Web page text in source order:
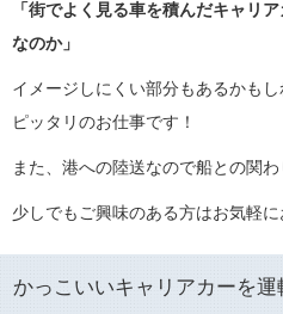
「街でよく見る車を積んだキャリ
なのか」
イメージしにくい部分もあるかも
ピッタリのお仕事です！
また、港への陸送なので船との関わ
少しでもご興味のある方はお気軽に
かっこいいキャリアカーを